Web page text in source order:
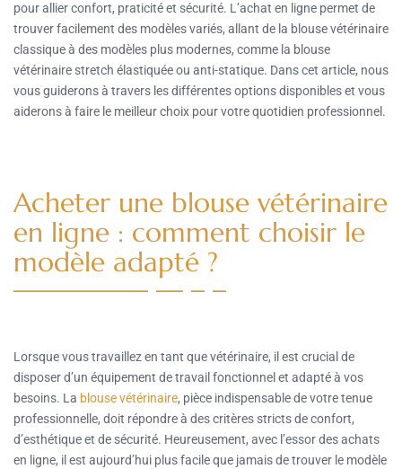
pour allier confort, praticité et sécurité. L’achat en ligne permet de
trouver facilement des modèles variés, allant de la blouse vétérinaire
classique à des modèles plus modernes, comme la blouse
vétérinaire stretch élastiquée ou anti-statique. Dans cet article, nous
vous guiderons à travers les différentes options disponibles et vous
aiderons à faire le meilleur choix pour votre quotidien professionnel.
Acheter une blouse vétérinaire
en ligne : comment choisir le
modèle adapté ?
Lorsque vous travaillez en tant que vétérinaire, il est crucial de
disposer d’un équipement de travail fonctionnel et adapté à vos
besoins. La blouse vétérinaire, pièce indispensable de votre tenue
professionnelle, doit répondre à des critères stricts de confort,
d’esthétique et de sécurité. Heureusement, avec l’essor des achats
en ligne, il est aujourd’hui plus facile que jamais de trouver le modèle